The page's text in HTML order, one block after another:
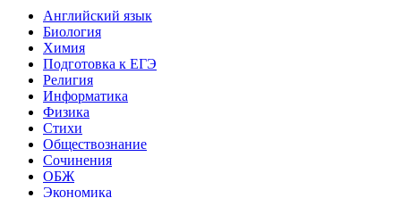
Английский язык
Биология
Химия
Подготовка к ЕГЭ
Религия
Информатика
Физика
Стихи
Обществознание
Сочинения
ОБЖ
Экономика